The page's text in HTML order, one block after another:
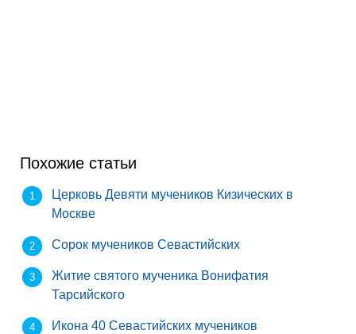
Похожие статьи
Церковь Девяти мучеников Кизических в
Москве
Сорок мучеников Севастийских
Житие святого мученика Вонифатия
Тарсийского
Икона 40 Севастийских мучеников